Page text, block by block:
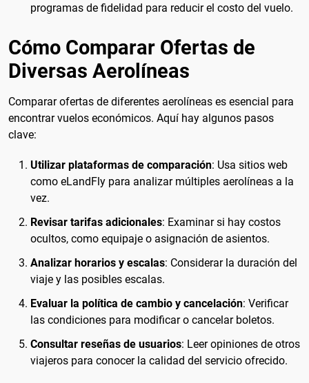
programas de fidelidad para reducir el costo del vuelo.
Cómo Comparar Ofertas de
Diversas Aerolíneas
Comparar ofertas de diferentes aerolíneas es esencial para
encontrar vuelos económicos. Aquí hay algunos pasos
clave:
Utilizar plataformas de comparación: Usa sitios web
como eLandFly para analizar múltiples aerolíneas a la
vez.
Revisar tarifas adicionales: Examinar si hay costos
ocultos, como equipaje o asignación de asientos.
Analizar horarios y escalas: Considerar la duración del
viaje y las posibles escalas.
Evaluar la política de cambio y cancelación: Verificar
las condiciones para modificar o cancelar boletos.
Consultar reseñas de usuarios: Leer opiniones de otros
viajeros para conocer la calidad del servicio ofrecido.